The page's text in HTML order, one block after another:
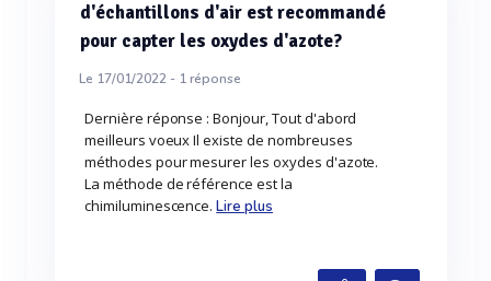
d'échantillons d'air est recommandé
pour capter les oxydes d'azote?
Le 17/01/2022 - 1réponse
Dernière réponse : Bonjour, Tout d'abord
meilleurs voeux Il existe de nombreuses
méthodes pour mesurer les oxydes d'azote.
La méthode de référence est la
chimiluminescence.Lire plus